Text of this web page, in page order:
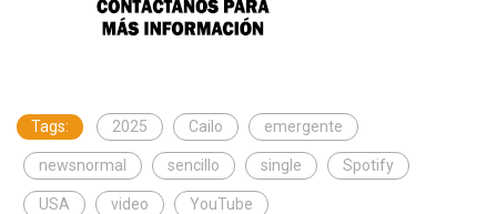
Tags: 2025 Cailo emergente
newsnormal sencillo single Spotify
USA video YouTube